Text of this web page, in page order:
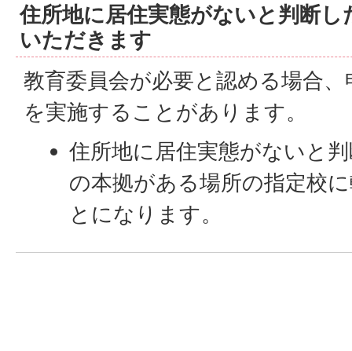
住所地に居住実態がないと判断
いただきます
教育委員会が必要と認める場合
を実施することがあります。
住所地に居住実態がないと
の本拠がある場所の指定校
とになります。